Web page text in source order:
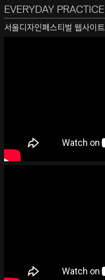
EVERYDAY PRACTICE
일상의실천
서울디자인페스티벌 웹사이트